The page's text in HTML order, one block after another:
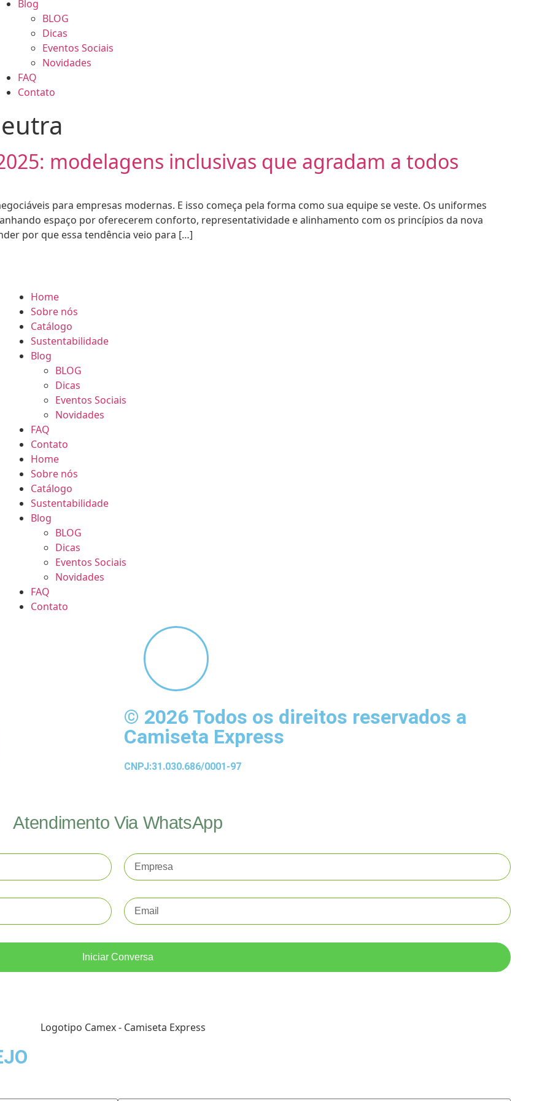
Blog
BLOG
Dicas
Eventos Sociais
Novidades
FAQ
Contato
modelagens inclusivas que agradam a todos
para empresas modernas. E isso começa pela forma como sua equipe se veste. Os uniformes
espaço por oferecerem conforto, representatividade e alinhamento com os princípios da nova
por que essa tendência veio para […]
Home
Sobre nós
Catálogo
Sustentabilidade
Blog
BLOG
Dicas
Eventos Sociais
Novidades
FAQ
Contato
Home
Sobre nós
Catálogo
Sustentabilidade
Blog
BLOG
Dicas
Eventos Sociais
Novidades
FAQ
Contato
© 2026 Todos os direitos reservados a
Camiseta Express
CNPJ:31.030.686/0001-97
Atendimento Via WhatsApp
Iniciar Conversa